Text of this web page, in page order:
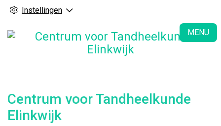
Instellingen
MENU
Centrum voor Tandheelkunde
Elinkwijk